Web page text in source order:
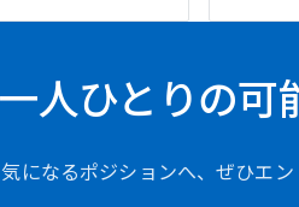
一人ひとりの可
気になるポジションへ、ぜひエ